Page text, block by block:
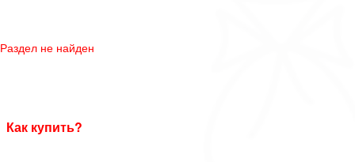
Раздел не найден
Как купить?